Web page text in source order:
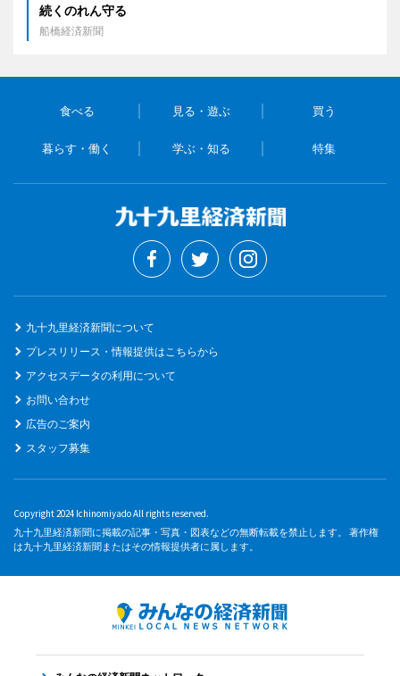
続くのれん守る
船橋経済新聞
食べる 見る・遊ぶ 買う
暮らす・働く 学ぶ・知る 特集
九十九里経済新聞について
プレスリリース・情報提供はこちらから
アクセスデータの利用について
お問い合わせ
広告のご案内
スタッフ募集
Copyright 2024 Ichinomiyado All rights reserved.
九十九里経済新聞に掲載の記事・写真・図表などの無断転載を禁止します。 著作権
は九十九里経済新聞またはその情報提供者に属します。